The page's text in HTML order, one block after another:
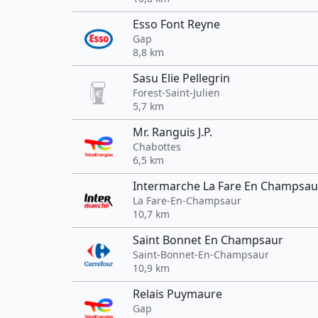
Esso Font Reyne
Gap
8,8 km
Sasu Elie Pellegrin
Forest-Saint-Julien
5,7 km
Mr. Ranguis J.P.
Chabottes
6,5 km
Intermarche La Fare En
La Fare-En-Champsaur
10,7 km
Saint Bonnet En Champsaur
Saint-Bonnet-En-Champsaur
10,9 km
Relais Puymaure
Gap